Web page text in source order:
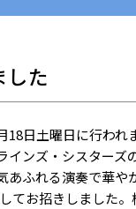
した
日土曜日に行われ
ンズ・シスターズ
ふれる演奏で華や
お招きしました